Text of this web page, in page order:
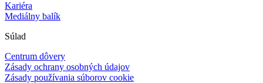
Kariéra
Mediálny balík
Súlad
Centrum dôvery
Zásady ochrany osobných údajov
Zásady používania súborov cookie